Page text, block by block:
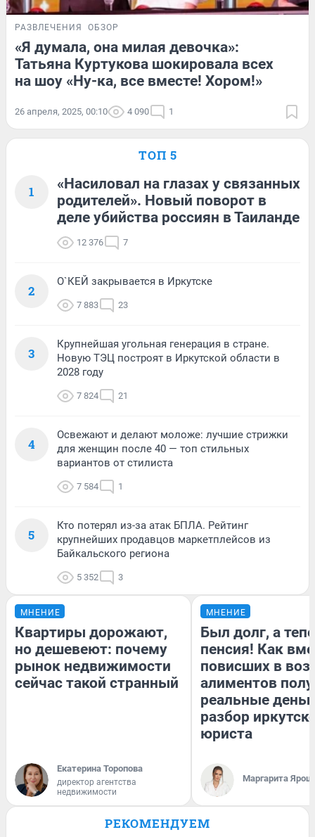
РАЗВЛЕЧЕНИЯ ОБЗОР
«Я думала, она милая девочка»:
Татьяна Куртукова шокировала всех
на шоу «Ну-ка, все вместе! Хором!»
26 апреля, 2025, 00:10 4 090 1
ТОП 5
1
«Насиловал на глазах у связанных
родителей». Новый поворот в
деле убийства россиян в Таиланде
12 376 7
2
О`КЕЙ закрывается в Иркутске
7 883 23
3
Крупнейшая угольная генерация в стране.
Новую ТЭЦ построят в Иркутской области в
2028 году
7 824 21
4
Освежают и делают моложе: лучшие стрижки
для женщин после 40 — топ стильных
вариантов от стилиста
7 584 1
5
Кто потерял из-за атак БПЛА. Рейтинг
крупнейших продавцов маркетплейсов из
Байкальского региона
5 352 3
МНЕНИЕ
Квартиры дорожают,
но дешевеют: почему
рынок недвижимости
сейчас такой странный
Екатерина Торопова
директор агентства
недвижимости
МНЕНИЕ
Был долг, а
пенсия! Как
повисших в
алиментов
реальные
разбор
юриста
Маргарита
РЕКОМЕНДУЕМ